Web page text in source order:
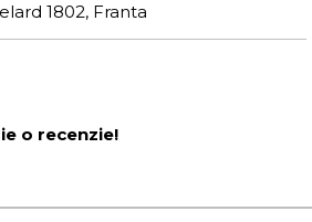
1802, Franta
o recenzie!